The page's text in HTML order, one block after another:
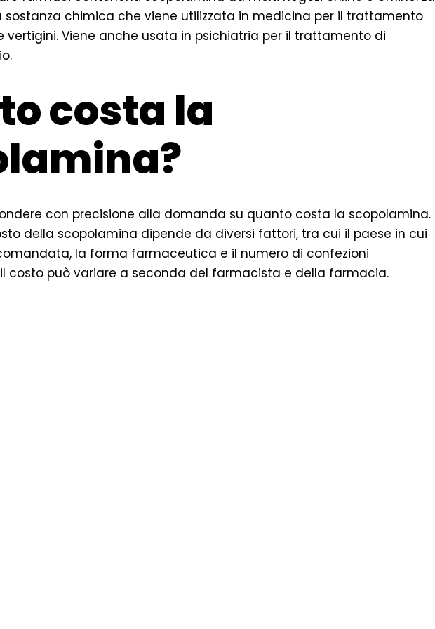
sostanza chimica che viene utilizzata in medicina per il trattamento
vertigini. Viene anche usata in psichiatria per il trattamento di
costa la
con precisione alla domanda su quanto costa la scopolamina.
della scopolamina dipende da diversi fattori, tra cui il paese in cui
la forma farmaceutica e il numero di confezioni
costo può variare a seconda del farmacista e della farmacia.